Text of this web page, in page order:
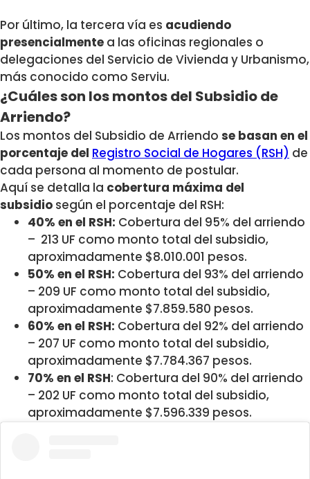
Por último, la tercera vía es acudiendo
presencialmente a las oficinas regionales o
delegaciones del Servicio de Vivienda y Urbanismo,
más conocido como Serviu.
¿Cuáles son los montos del Subsidio de
Arriendo?
Los montos del Subsidio de Arriendo se basan en el
porcentaje del Registro Social de Hogares (RSH) de
cada persona al momento de postular.
Aquí se detalla la cobertura máxima del
subsidio según el porcentaje del RSH:
40% en el RSH: Cobertura del 95% del arriendo
– 213 UF como monto total del subsidio,
aproximadamente $8.010.001 pesos.
50% en el RSH: Cobertura del 93% del arriendo
– 209 UF como monto total del subsidio,
aproximadamente $7.859.580 pesos.
60% en el RSH: Cobertura del 92% del arriendo
– 207 UF como monto total del subsidio,
aproximadamente $7.784.367 pesos.
70% en el RSH: Cobertura del 90% del arriendo
– 202 UF como monto total del subsidio,
aproximadamente $7.596.339 pesos.